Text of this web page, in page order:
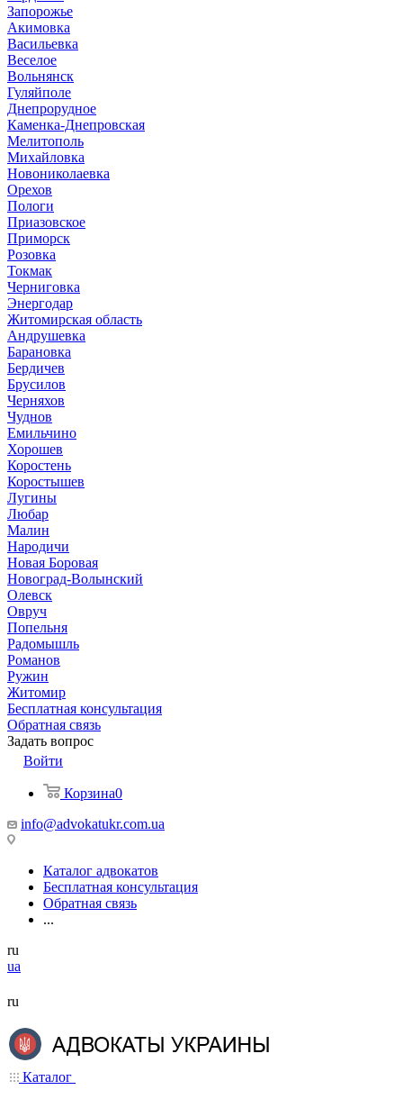
Запорожье
Акимовка
Васильевка
Веселое
Вольнянск
Гуляйполе
Днепрорудное
Каменка-Днепровская
Мелитополь
Михайловка
Новониколаевка
Орехов
Пологи
Приазовское
Приморск
Розовка
Токмак
Черниговка
Энергодар
Житомирская область
Андрушевка
Барановка
Бердичев
Брусилов
Черняхов
Чуднов
Емильчино
Хорошев
Коростень
Коростышев
Лугины
Любар
Малин
Народичи
Новая Боровая
Новоград-Волынский
Олевск
Овруч
Попельня
Радомышль
Романов
Ружин
Житомир
Бесплатная консультация
Обратная связь
Задать вопрос
Войти
Корзина0
info@advokatukr.com.ua
Каталог адвокатов
Бесплатная консультация
Обратная связь
...
ru
ua
ru
Каталог